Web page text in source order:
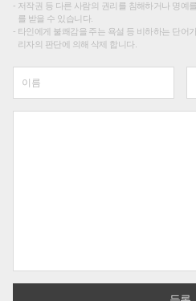
저작권 등 다른 사람의 권리를 침해하거나 명예
를 받을 수 있습니다.
타인에게 불쾌감을 주는 욕설 등 비하하는 단어
리자의 판단에 의해 삭제 합니다.